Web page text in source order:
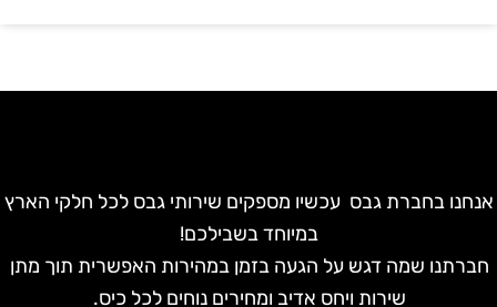
בחברת גבס עכשיו מספקים שירותי גבס לכל חלקי הארץ
במיוחד בשבילכם!
חברתנו שמה דגש על הגעה בזמן במהירות האפשרית תוך מתן
שירות ויחס אדיב ומחירים נוחים לכל כיס.